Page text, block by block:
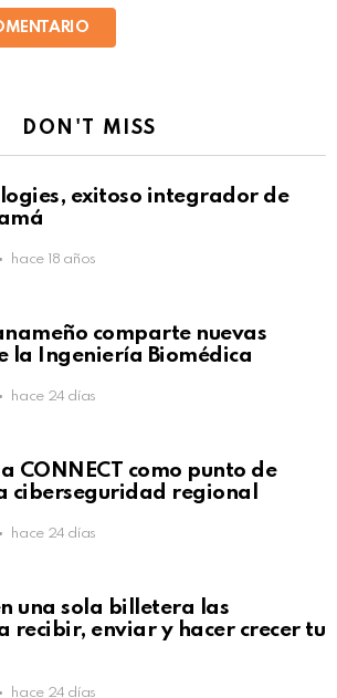
DON'T MISS
exitoso integrador de
hace 18 años
Not Safe For Work
Click to view this postcomparte nuevas
la Ingeniería Biomédica
hace 24 días
Not Safe For Work
Click to view this post
CONNECT como punto de
ciberseguridad regional
hace 24 días
Not Safe For Work
Click to view this post
una sola billetera las
recibir, enviar y hacer crecer tu
hace 24 días